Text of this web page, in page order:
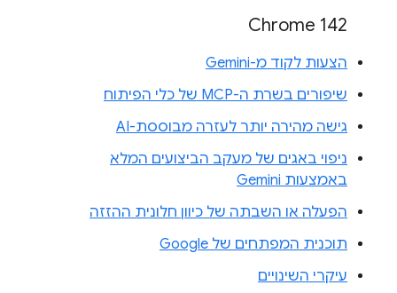
Chrome 142
הצעות לקוד מ-Gemini
שיפורים בשרת ה-MCP של כלי הפיתוח
גישה מהירה יותר לעזרה מבוססת-AI
ניפוי באגים של מעקב הביצועים המלא
באמצעות Gemini
הפעלה או השבתה של כיוון חלונית ההזזה
תוכנית המפתחים של Google
עיקרי השינויים